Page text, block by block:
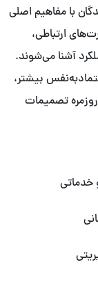
با مفاهیم اصلی
ارتباطی،
آشنا می‌شوند.
بیشتر،
تصمیمات
خدماتی